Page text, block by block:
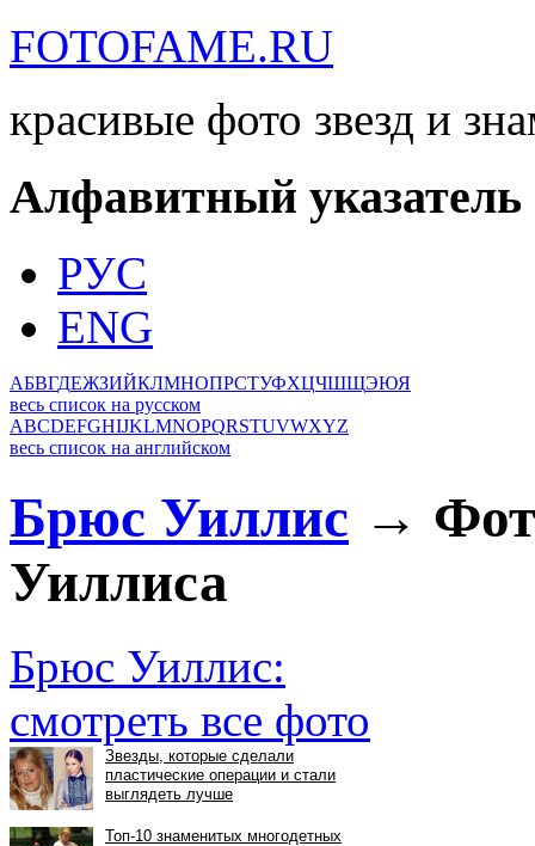
FOTOFAME.RU
красивые фото звезд и
Алфавитный указатель
РУС
ENG
АБВГДЕЖЗИЙКЛМНОПРСТУФХЦЧШЩЭЮЯ
весь список на русском
ABCDEFGHIJKLMNOPQRSTUVWXYZ
весь список на английском
Брюс Уиллис →
Уиллиса
Брюс Уиллис:
смотреть все фото